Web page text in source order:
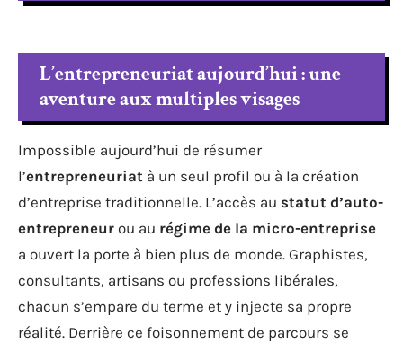
L’entrepreneuriat aujourd’hui : une
aventure aux multiples visages
Impossible aujourd’hui de résumer
l’entrepreneuriat à un seul profil ou à la création
d’entreprise traditionnelle. L’accès au statut d’auto-
entrepreneur ou au régime de la micro-entreprise
a ouvert la porte à bien plus de monde. Graphistes,
consultants, artisans ou professions libérales,
chacun s’empare du terme et y injecte sa propre
réalité. Derrière ce foisonnement de parcours se